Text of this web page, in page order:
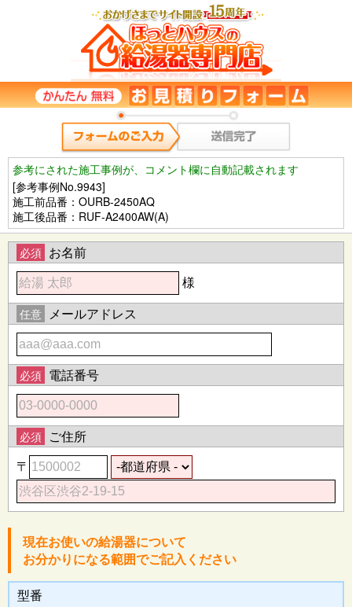
参考にされた施工事例が、コメント欄に自動記載されます
[参考事例No.9943]
施工前品番：OURB-2450AQ
施工後品番：RUF-A2400AW(A)
必須 お名前
様
任意 メールアドレス
必須 電話番号
必須 ご住所
〒
現在お使いの給湯器について
お分かりになる範囲でご記入ください
型番